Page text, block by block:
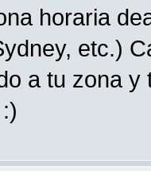
horaria
etc.)
a tu zona